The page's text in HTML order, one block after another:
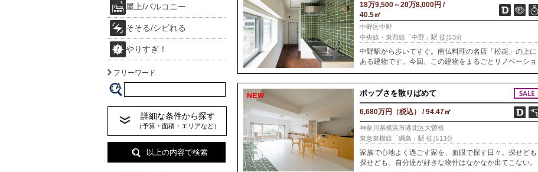
18万9,500～20万8,000円 /
40.5㎡
中野区中野
中央線・東西線「中野」駅 徒歩3分
中野駅から歩いてすぐ。南仏料理の名店「松㐂」の上に
ある建物です。今回、この建物をまるごとリノベーショ
ン。手掛けたのは松㐂のオーナー・藤澤さんです。料理
だけでなく空間づくりにもこだわりを持つ、藤澤さんら
ポップさを散りばめて
6,680万円（税込） / 94.47㎡
神奈川県横浜市港北区大曽根
東急東横線「綱島」駅 徒歩13分
家族で心地よく過ごす家を、血眼で探す日々。探せども
探せども、自分達が好きな物件はなかなか出てこない。
屋上/バルコニー
そそる/シビれる
やりすぎ！
フリーワード
詳細な条件から探す
（予算・面積・エリアなど）
以上の内容で検索